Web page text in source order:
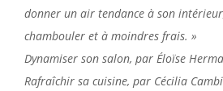
donner un air tendance à son
chambouler et à moindres frais. »
Dynamiser son salon, par Éloïse
Rafraîchir sa cuisine, par Cécilia